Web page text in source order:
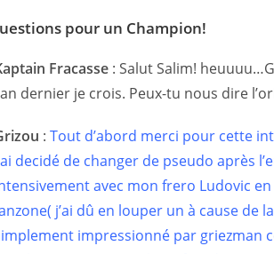
pour un Champion!
Fracasse : Salut Salim!
dernier je crois. Peux-tu nous dire
: Tout d’abord merci pour cette
decidé de changer de pseudo après
avec mon frero Ludovic
j’ai dû en louper un à cause de
impressionné par griezman